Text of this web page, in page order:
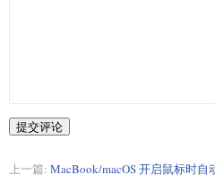
提交评论
上一篇: MacBook/macOS 开启鼠标时